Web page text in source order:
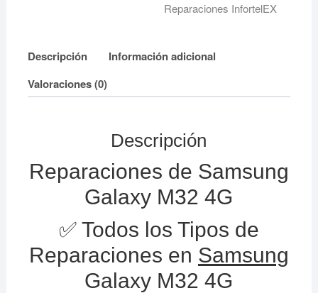
Reparaciones InfortelEX
Descripción
Información adicional
Valoraciones (0)
Descripción
Reparaciones de Samsung
Galaxy M32 4G
✅ Todos los Tipos de
Reparaciones en Samsung
Galaxy M32 4G